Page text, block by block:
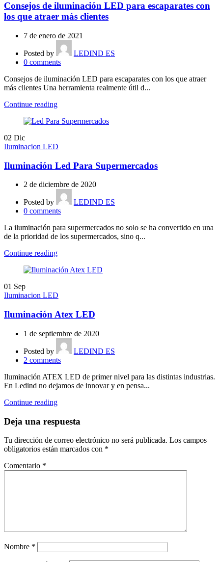
Consejos de iluminación LED para escaparates con
los que atraer más clientes
7 de enero de 2021
Posted by
LEDIND ES
0 comments
Consejos de iluminación LED para escaparates con los que atraer
más clientes Una herramienta realmente útil d...
Continue reading
02 Dic
Iluminacion LED
Iluminación Led Para Supermercados
2 de diciembre de 2020
Posted by
LEDIND ES
0 comments
La iluminación para supermercados no solo se ha convertido en una
de la prioridad de los supermercados, sino q...
Continue reading
01 Sep
Iluminacion LED
Iluminación Atex LED
1 de septiembre de 2020
Posted by
LEDIND ES
2 comments
Iluminación ATEX LED de primer nivel para las distintas industrias.
En Ledind no dejamos de innovar y en pensa...
Continue reading
Deja una respuesta
Tu dirección de correo electrónico no será publicada. Los campos
obligatorios están marcados con *
Comentario *
Nombre *